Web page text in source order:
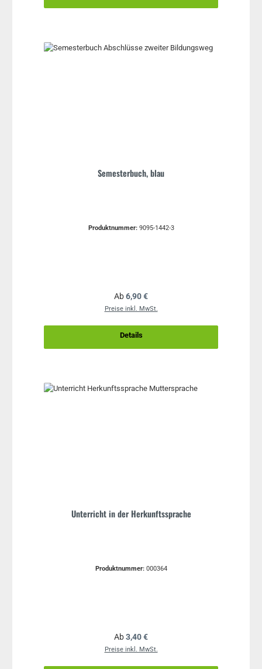
Semesterbuch, blau
Produktnummer: 9095-1442-3
Regulärer Preis:
Ab6,90 €
Preise inkl. MwSt.
Details
Unterricht in der Herkunftssprache
Produktnummer: 000364
Regulärer Preis:
Ab3,40 €
Preise inkl. MwSt.